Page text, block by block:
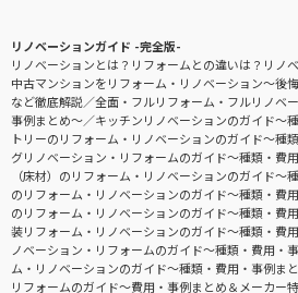
リノベーションガイド -完全版-
リノベーションとは？リフォームとの違いは？リノ
中古マンションをリフォーム・リノベーション〜後
など徹底解説
全面・フルリフォーム・フルリノベ
事例まとめ〜
キッチンリノベーションのガイド〜
トリーのリフォーム・リノベーションのガイド〜種
グリノベーション・リフォームのガイド〜種類・費
（床材）のリフォーム・リノベーションのガイド〜
のリフォーム・リノベーションのガイド〜種類・費
のリフォーム・リノベーションのガイド〜種類・費
装リフォーム・リノベーションのガイド〜種類・費
ノベーション・リフォームのガイド〜種類・費用・
ム・リノベーションのガイド〜種類・費用・事例ま
リフォームのガイド〜費用・事例まとめ＆メーカー